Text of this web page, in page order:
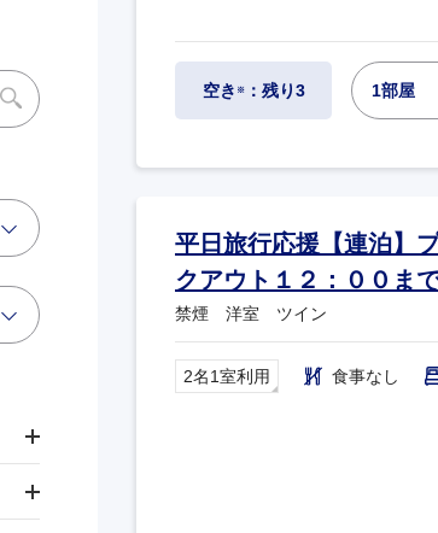
空き ※：残り3 1部屋
平日旅行応援【連泊】
クアウト１２：００まで
禁煙 洋室 ツイン
2名1室利用 食事なし